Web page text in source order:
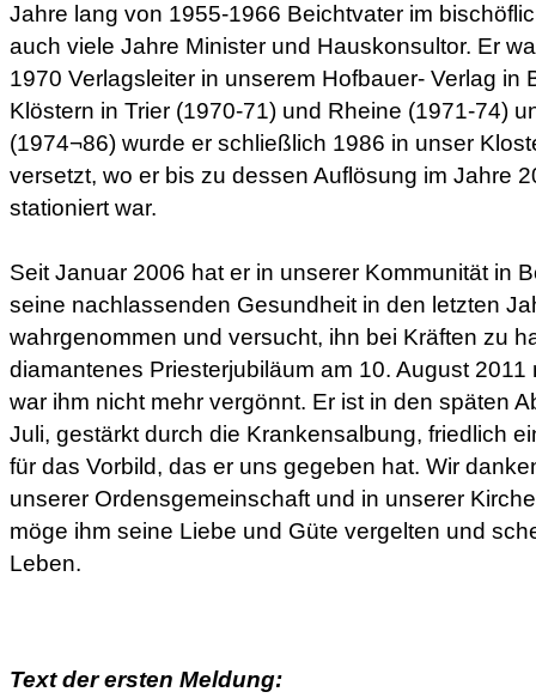
Jahre lang von 1955-1966 Beichtvater im
auch viele Jahre Minister und Hauskonsultor. Er
1970 Verlagsleiter in unserem Hofbauer- Verlag in
Klöstern in Trier (1970-71) und Rheine (1971-74)
(1974¬86) wurde er schließlich 1986 in unser
versetzt, wo er bis zu dessen Auflösung im Jahre
stationiert war.
Seit Januar 2006 hat er in unserer Kommunität in
seine nachlassenden Gesundheit in den letzten
wahrgenommen und versucht, ihn bei Kräften zu
diamantenes Priesterjubiläum am 10. August
war ihm nicht mehr vergönnt. Er ist in den späten
Juli, gestärkt durch die Krankensalbung, friedlich
für das Vorbild, das er uns gegeben hat. Wir
unserer Ordensgemeinschaft und in unserer
möge ihm seine Liebe und Güte vergelten und
Leben.
Text der ersten Meldung: